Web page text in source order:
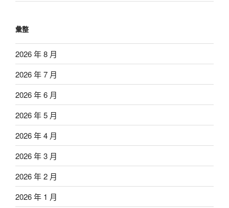
彙整
2026 年 8 月
2026 年 7 月
2026 年 6 月
2026 年 5 月
2026 年 4 月
2026 年 3 月
2026 年 2 月
2026 年 1 月